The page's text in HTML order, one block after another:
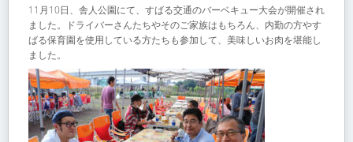
11月10日、舎人公園にて、すばる交通のバーベキュー大会が開催され
ました。ドライバーさんたちやそのご家族はもちろん、内勤の方やす
ばる保育園を使用している方たちも参加して、美味しいお肉を堪能し
ました。